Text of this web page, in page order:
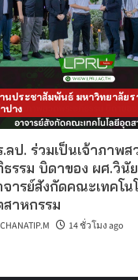
นประชาสัมพันธ์ มหาวิทยาลัยร
ปาง
.ลป. ร่วมเป็นเจ้าภาพส
ธรรม บิดาของ ผศ.วินั
จารย์สังกัดคณะเทคโน
สาหกรรม
CHANATIP.M 14 ชั่วโมง ago